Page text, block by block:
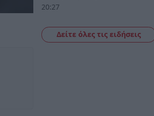
20:27
Δείτε όλες τις ειδήσεις